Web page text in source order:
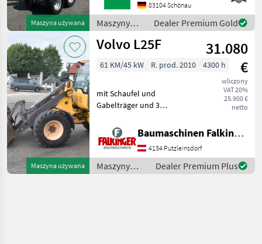
Maszyna używana
WERKZEUGAUFNAHMEMotor-
Moderner Kubota
Dreizylinderdieselmotor,
Typ
83104 Schönau
Maszyny
budowlane /
Sonstige
Dealer Premium Gold
Maszyna używana
Volvo L25F
31.080
€
wliczony
VAT 20%
25.900 €
netto
61 KM/45 kW R. prod. 2010 4300 h
mit Schaufel und
Gabelträger und 3
Betriebsgewicht: 5200kg
Reifen 70% Der Volvo L25F
ist in einem guten
Zustand!! BAUMASCHINEN
FALKIN
Baumaschinen Falkinger
4134 Putzleinsdorf
Maszyny
budowlane /
Dealer Premium Plus